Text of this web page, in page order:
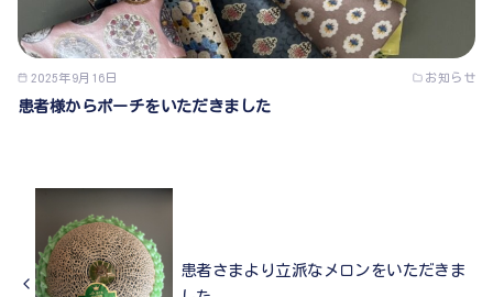
2025年9月16日 お知らせ
患者様からポーチをいただきました
患者さまより立派なメロンをいただきま